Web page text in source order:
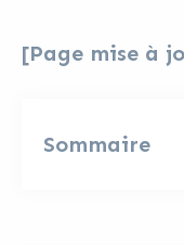
[Page mise à
Sommaire